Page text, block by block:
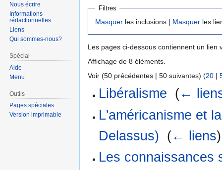
Filtres
Masquer les inclusions | Masquer les
Les pages ci-dessous contiennent un lien
Affichage de 8 éléments.
Voir (50 précédentes | 50 suivantes) (20 |
Libéralisme (←
L'américanisme et
Delassus) (← liens)
Les connaissances
Nous écrire
Informations
rédactionnelles
Liens
Qui sommes-nous?
Spécial
Aide
Menu
Outils
Pages spéciales
Version imprimable